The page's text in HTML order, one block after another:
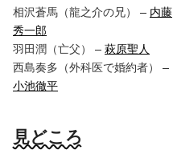
相沢蒼馬（龍之介の兄） – 内藤
秀一郎
羽田潤（亡父） –萩原聖人
西島奏多（外科医で婚約者） –
小池徹平
見どころ